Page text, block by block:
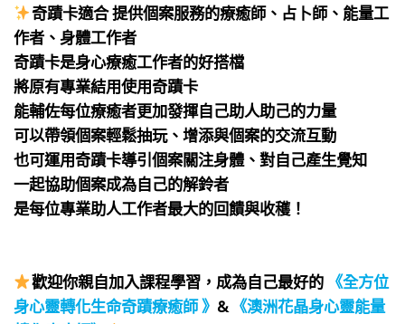
奇蹟卡適合 提供個案服務的療癒師、占卜師、能量工
作者、身體工作者
奇蹟卡是身心療癒工作者的好搭檔
將原有專業結用使用奇蹟卡
能輔佐每位療癒者更加發揮自己助人助己的力量
可以帶領個案輕鬆抽玩、增添與個案的交流互動
也可運用奇蹟卡導引個案關注身體、對自己產生覺知
一起協助個案成為自己的解鈴者
是每位專業助人工作者最大的回饋與收穫！
歡迎你親自加入課程學習，成為自己最好的 《全方位
身心靈轉化生命奇蹟療癒師 》 & 《澳洲花晶身心靈能量